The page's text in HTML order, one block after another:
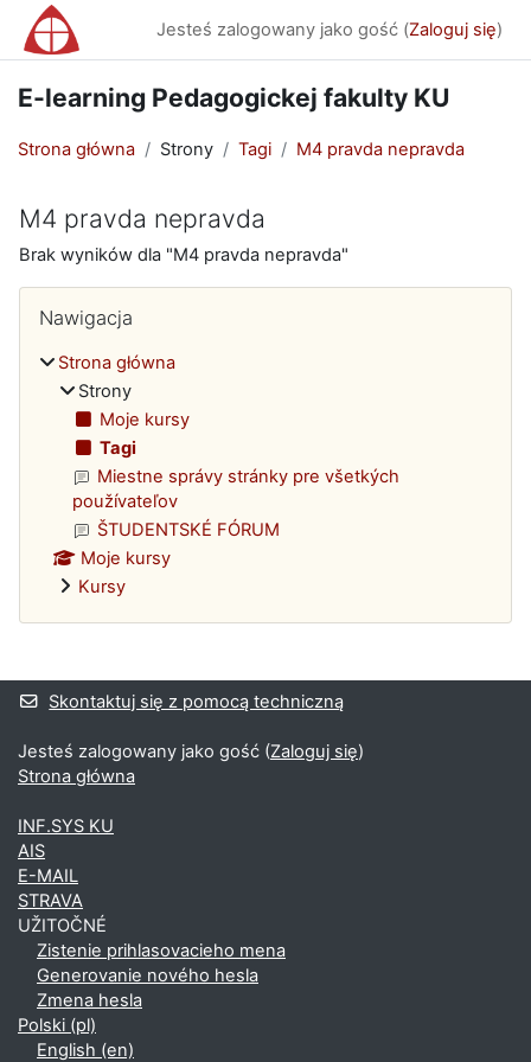
Przejdź do głównej zawartości
Jesteś zalogowany jako gość (Zaloguj się)
E-learning Pedagogickej fakulty KU
Strona główna Strony Tagi M4 pravda nepravda
M4 pravda nepravda
Brak wyników dla "M4 pravda nepravda"
Bloki
Nawigacja
Strona główna
Strony
Moje kursy
Tagi
Miestne správy stránky pre všetkých
používateľov
ŠTUDENTSKÉ FÓRUM
Moje kursy
Kursy
Bloki uzupełniające
Skontaktuj się z pomocą techniczną
Jesteś zalogowany jako gość (Zaloguj się)
Strona główna
INF.SYS KU
AIS
E-MAIL
STRAVA
UŽITOČNÉ
Zistenie prihlasovacieho mena
Generovanie nového hesla
Zmena hesla
Polski ‎(pl)‎
English ‎(en)‎